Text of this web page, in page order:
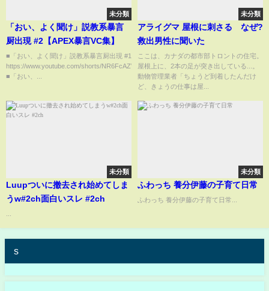
未分類
「おい、よく聞け」説教系暴言
厨出現 #2【APEX暴言VC集】
■「おい、よく聞け」説教系暴言厨出現 #1
https://www.youtube.com/shorts/NR6FcAZWyzc
■「おい、...
未分類
アライグマ 屋根に刺さる なぜ?
救出男性に聞いた
ここは、カナダの都市部トロントの住宅。
屋根上に、2本の足が突き出している...。
動物管理業者「ちょうど到着したんだけ
ど、きょうの仕事は屋...
未分類
Luupついに撤去され始めてしま
うw#2ch面白いスレ #2ch
未分類
ふわっち 養分伊藤の子育て日常
ふわっち 養分伊藤の子育て日常...
s